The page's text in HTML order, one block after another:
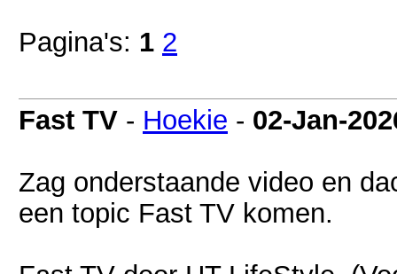
Pagina's: 1 2
Fast TV - Hoekie - 02-Jan-
Zag onderstaande video en
een topic Fast TV komen.